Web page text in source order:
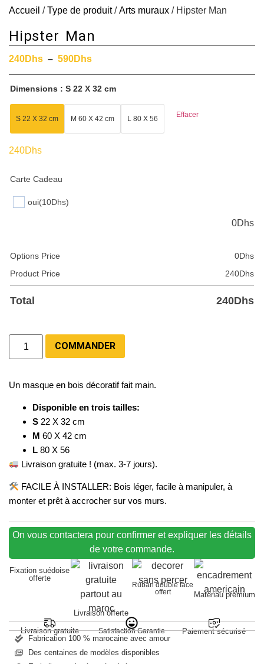
Accueil /Type de produit/Arts muraux / Hipster Man
Hipster Man
240Dhs – 590Dhs
Dimensions S 22 X 32 cm
S 22 X 32 cm M 60 X 42 cm L 80 X 56 Effacer
240Dhs
Carte Cadeau
oui(10Dhs)
0Dhs
Options Price 0Dhs
Product Price
240Dhs
Total 240Dhs
COMMANDER
Un masque en bois décoratif fait main.
Disponible en trois tailles:
S 22 X 32 cm
M 60 X 42 cm
L 80 X 56
Livraison gratuite ! (max. 3-7 jours).
FACILE À INSTALLER: Bois léger, facile à manipuler, à
monter et prêt à accrocher sur vos murs.
On vous contactera pour confirmer et expliquer les détails
de votre commande.
Fixation suédoise
offerte
Livraison offerte
Ruban double face
offert
Matériau premium
Livraison gratuite Satisfaction Garantie
Paiement sécurisé
Fabrication 100 % marocaine avec amour
Des centaines de modèles disponibles